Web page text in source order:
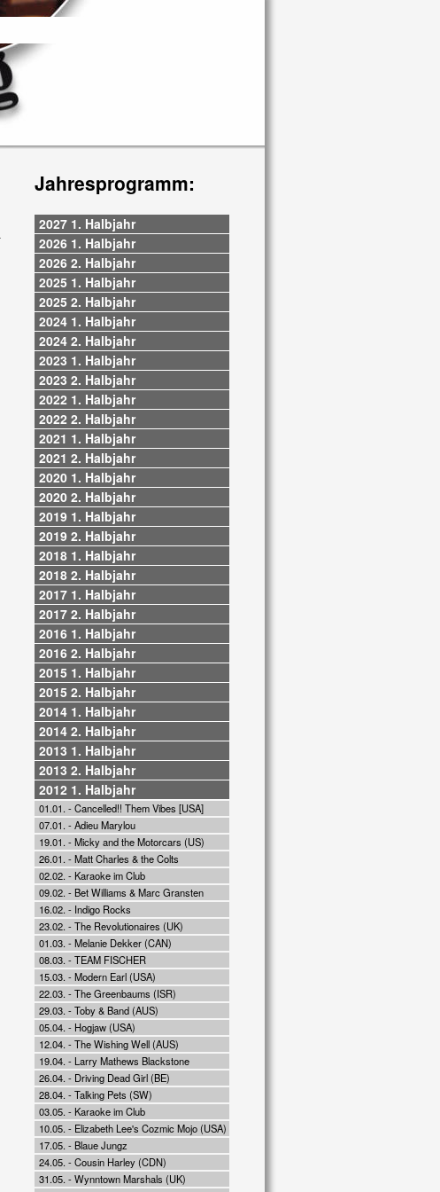
Jahresprogramm:
2027 1. Halbjahr
2026 1. Halbjahr
2026 2. Halbjahr
2025 1. Halbjahr
2025 2. Halbjahr
2024 1. Halbjahr
2024 2. Halbjahr
2023 1. Halbjahr
2023 2. Halbjahr
2022 1. Halbjahr
2022 2. Halbjahr
2021 1. Halbjahr
2021 2. Halbjahr
2020 1. Halbjahr
2020 2. Halbjahr
2019 1. Halbjahr
2019 2. Halbjahr
2018 1. Halbjahr
2018 2. Halbjahr
2017 1. Halbjahr
2017 2. Halbjahr
2016 1. Halbjahr
2016 2. Halbjahr
2015 1. Halbjahr
2015 2. Halbjahr
2014 1. Halbjahr
2014 2. Halbjahr
2013 1. Halbjahr
2013 2. Halbjahr
2012 1. Halbjahr
01.01. - Cancelled!! Them Vibes [USA]
07.01. - Adieu Marylou
19.01. - Micky and the Motorcars (US)
26.01. - Matt Charles & the Colts
02.02. - Karaoke im Club
09.02. - Bet Williams & Marc Gransten
16.02. - Indigo Rocks
23.02. - The Revolutionaires (UK)
01.03. - Melanie Dekker (CAN)
08.03. - TEAM FISCHER
15.03. - Modern Earl (USA)
22.03. - The Greenbaums (ISR)
29.03. - Toby & Band (AUS)
05.04. - Hogjaw (USA)
12.04. - The Wishing Well (AUS)
19.04. - Larry Mathews Blackstone
26.04. - Driving Dead Girl (BE)
28.04. - Talking Pets (SW)
03.05. - Karaoke im Club
10.05. - Elizabeth Lee's Cozmic Mojo (USA)
17.05. - Blaue Jungz
24.05. - Cousin Harley (CDN)
31.05. - Wynntown Marshals (UK)